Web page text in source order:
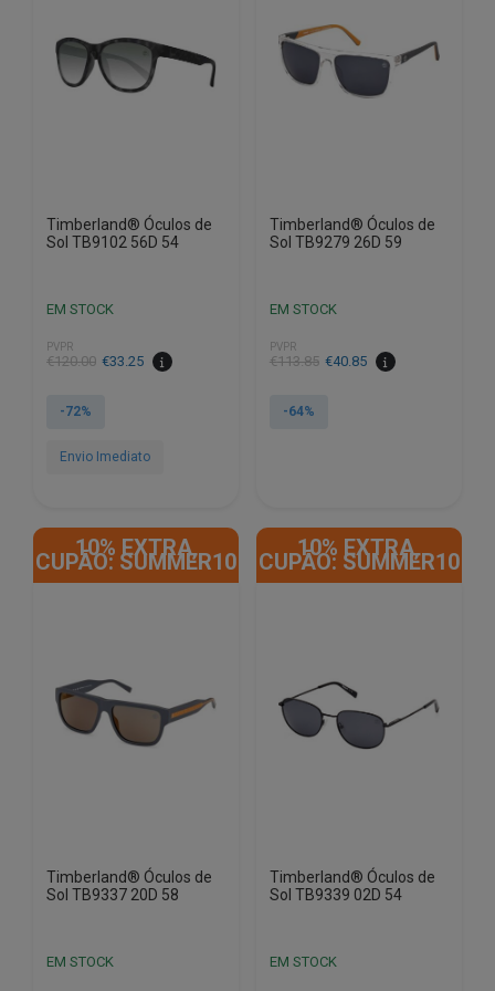
Timberland® Óculos de
Sol TB9102 56D 54
EM STOCK
PVPR
€120.00
O
original
€120.00.
€33.25
O
atual
€33.25.
-72%
Envio Imediato
Timberland® Óculos de
Sol TB9279 26D 59
EM STOCK
PVPR
€113.85
O
original
€40.85
O
atual
-64%
10% EXTRA,
CUPÃO: SUMMER10
Timberland® Óculos de
Sol TB9337 20D 58
EM STOCK
10% EXTRA,
CUPÃO: SUMMER10
Timberland® Óculos de
Sol TB9339 02D 54
EM STOCK